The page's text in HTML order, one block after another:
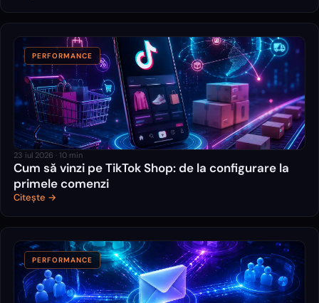
PERFORMANCE
23 iul 2026 · 10 min
Cum să vinzi pe TikTok Shop: de la configurare la
primele comenzi
Citește →
PERFORMANCE